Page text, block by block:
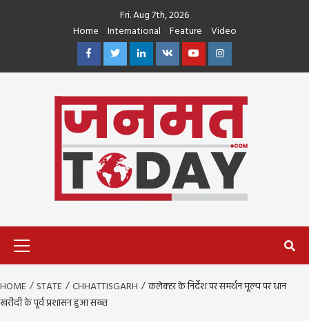
Fri. Aug 7th, 2026
Home
International Feature
Video
FacebookTwitterLinkedin
VK YoutubeInstagram
HOME STATE CHHATTISGARH
कलेक्टर के निर्देश पर समर्थन मूल्य पर धान
खरीदी के पूर्व प्रशासन हुआ सख्त